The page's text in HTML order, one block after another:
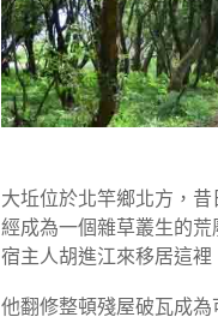
▲大坵島
大坵位於北竿鄉北方，
經成為一個雜草叢生的
宿主人胡進江來移居這裡
他翻修整頓殘屋破瓦成